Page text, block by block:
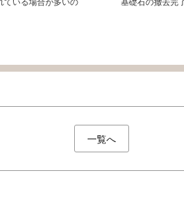
ている場合が多いの
基礎石の撤去完
一覧へ